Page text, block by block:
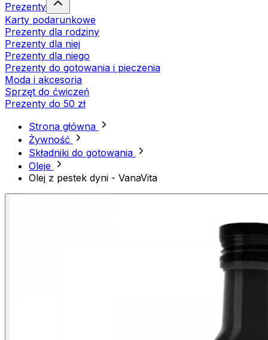
Prezenty
Karty podarunkowe
Prezenty dla rodziny
Prezenty dla niej
Prezenty dla niego
Prezenty do gotowania i pieczenia
Moda i akcesoria
Sprzęt do ćwiczeń
Prezenty do 50 zł
Strona główna
Żywność
Składniki do gotowania
Oleje
Olej z pestek dyni - VanaVita